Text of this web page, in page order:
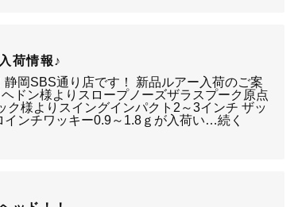
荷情報♪
静岡SBS通り店です！ 新品ルアー入荷のご案
ドン様よりスロープノーズザラスプーク原点
ク様よりスイングインパクト2～3インチ ザッ
インチワッキー0.9～1.8ｇが入荷い…続く